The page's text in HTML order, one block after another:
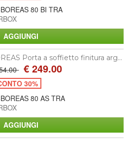
80 BI TRA
Porta a soffietto finitura arg...
€ 249.00
30%
80 AS TRA